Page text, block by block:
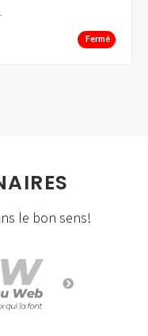
Fermé
le bon sens!